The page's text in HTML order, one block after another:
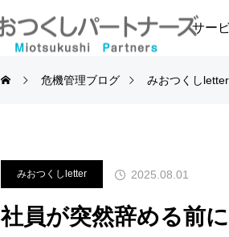
サー
サービス一覧
kikiCall (キキコール)
危機管理ブログ みおつくしletter
みおつくしletter 2025.08.01
社員が突然辞める前